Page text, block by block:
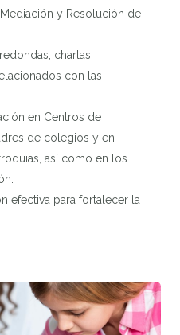
y Resolución de
charlas,
con las
en Centros de
de colegios y en
así como en los
efectiva para fortalecer la